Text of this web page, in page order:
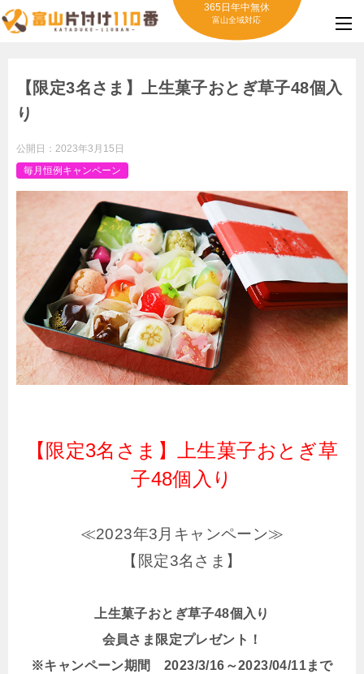
365日年中無休
富山全域対応
【限定3名さま】上生菓子おとぎ草子48個入
り
公開日： 2023年3月15日
毎月恒例キャンペーン
【限定3名さま】上生菓子おとぎ草
子48個入り
≪2023年3月キャンペーン≫
【限定3名さま】
上生菓子おとぎ草子48個入り
会員さま限定プレゼント！
※キャンペーン期間 2023/3/16～2023/04/11まで